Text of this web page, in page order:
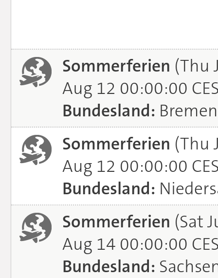
Sommerferien (Thu
Aug 12 00:00:00
Bundesland: Bremen
Sommerferien (Thu
Aug 12 00:00:00
Bundesland:
Sommerferien (Sat
Aug 14 00:00:00
Bundesland: